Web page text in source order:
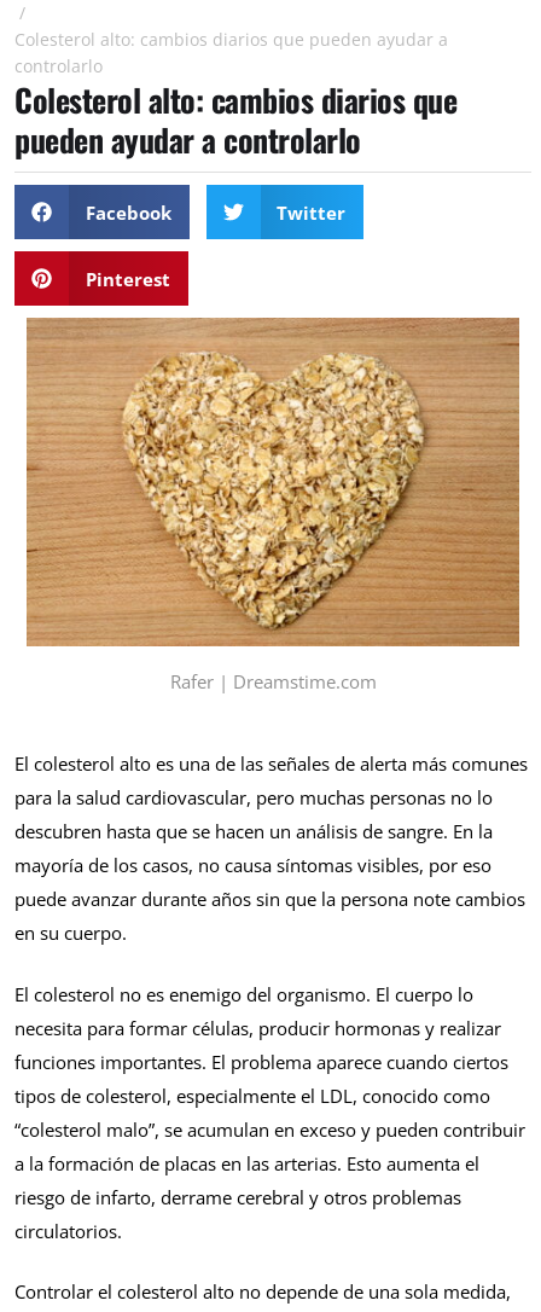
/
Colesterol alto: cambios diarios que pueden ayudar a
controlarlo
Colesterol alto: cambios diarios que
pueden ayudar a controlarlo
Facebook Twitter
Pinterest
Rafer | Dreamstime.com
El colesterol alto es una de las señales de alerta más comunes
para la salud cardiovascular, pero muchas personas no lo
descubren hasta que se hacen un análisis de sangre. En la
mayoría de los casos, no causa síntomas visibles, por eso
puede avanzar durante años sin que la persona note cambios
en su cuerpo.
El colesterol no es enemigo del organismo. El cuerpo lo
necesita para formar células, producir hormonas y realizar
funciones importantes. El problema aparece cuando ciertos
tipos de colesterol, especialmente el LDL, conocido como
“colesterol malo”, se acumulan en exceso y pueden contribuir
a la formación de placas en las arterias. Esto aumenta el
riesgo de infarto, derrame cerebral y otros problemas
circulatorios.
Controlar el colesterol alto no depende de una sola medida,